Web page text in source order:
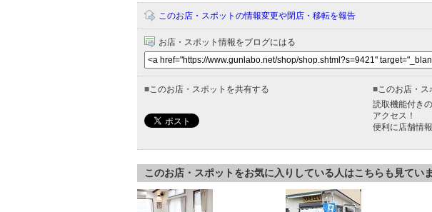
このお店・スポットの情報変更や閉店・移転を報告
お店・スポット情報をブログにはる
■このお店・スポットを共有する ■このお店・ス
読取機能付き
アクセス！
便利に店舗情
このお店・スポットをお気に入りしている人はこちらも見てい